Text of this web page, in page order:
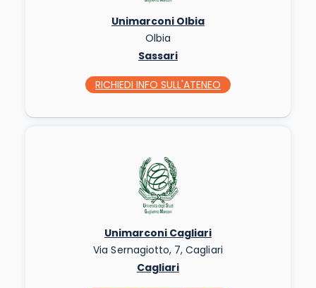
Unimarconi Olbia
Olbia
Sassari
RICHIEDI INFO SULL'ATENEO
Unimarconi Cagliari
Via Sernagiotto, 7, Cagliari
Cagliari